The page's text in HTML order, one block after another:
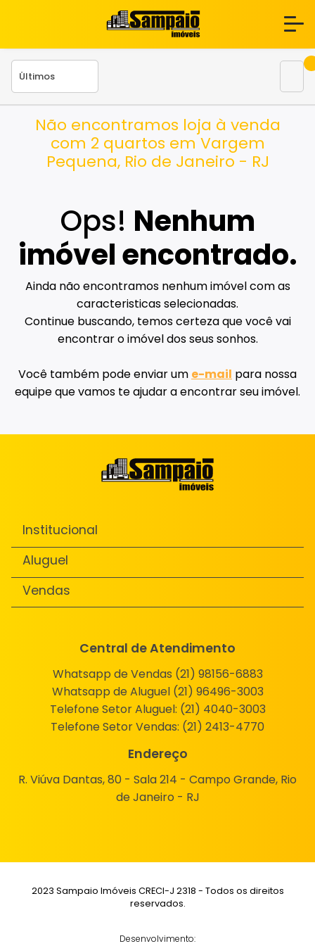
Não encontramos loja à venda
com 2 quartos em Vargem
Pequena, Rio de Janeiro - RJ
Ops! Nenhum
imóvel encontrado.
Ainda não encontramos nenhum imóvel com as
caracteristicas selecionadas.
Continue buscando, temos certeza que você vai
encontrar o imóvel dos seus sonhos.
Você também pode enviar um e-mail para nossa
equipe que vamos te ajudar a encontrar seu imóvel.
Institucional
Aluguel
Vendas
Central de Atendimento
Whatsapp de Vendas (21) 98156-6883
Whatsapp de Aluguel (21) 96496-3003
Telefone Setor Aluguel: (21) 4040-3003
Telefone Setor Vendas: (21) 2413-4770
Endereço
R. Viúva Dantas, 80 - Sala 214 - Campo Grande, Rio
de Janeiro - RJ
2023 Sampaio Imóveis CRECI-J 2318 - Todos os direitos
reservados.
Desenvolvimento: